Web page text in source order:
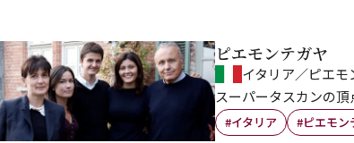
ピエモンテガヤ
イタリア／ピエモ
スーパータスカンの頂
#イタリア #ピエモン